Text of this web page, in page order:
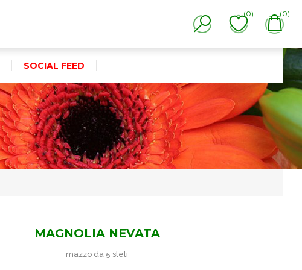
(0) (0)
SOCIAL FEED
MAGNOLIA NEVATA
mazzo da 5 steli